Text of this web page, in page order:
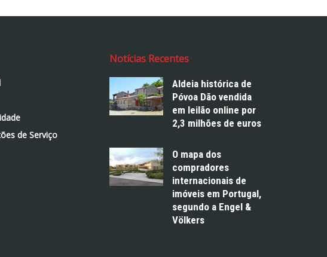
de Serviço
Notícias Recentes
Aldeia histórica de
Póvoa Dão vendida
em leilão online por
2,3 milhões de euros
O mapa dos
compradores
internacionais de
imóveis em Portugal,
segundo a Engel &
Völkers